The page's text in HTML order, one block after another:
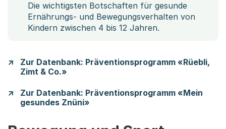
Die wichtigsten Botschaften für gesunde
Ernährungs- und Bewegungsverhalten von
Kindern zwischen 4 bis 12 Jahren.
Zur Datenbank: Präventionsprogramm «Rüebli,
Zimt & Co.»
Zur Datenbank: Präventionsprogramm «Mein
gesundes Znüni»